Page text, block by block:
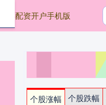
股票配资开户手机版
个股涨幅 个股跌幅